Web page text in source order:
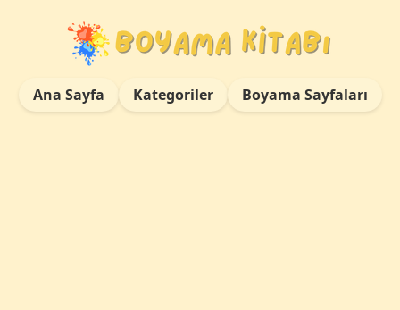
Ana Sayfa Kategoriler Boyama Sayfaları